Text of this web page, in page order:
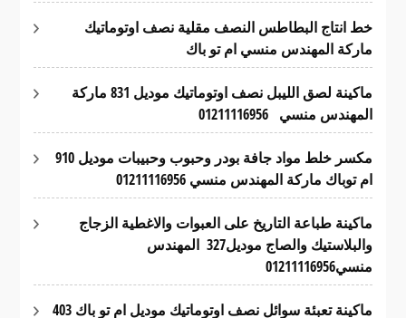
خط انتاج البطاطس النصف مقلية نصف اوتوماتيك
ماركة المهندس منسي ام تو باك
ماكينة لصق الليبل نصف اوتوماتيك موديل 831 ماركة
المهندس منسي 01211116956
مكسر خلط مواد جافة بودر وحبوب وحبيبات موديل 910
ام توباك ماركة المهندس منسي 01211116956
ماكينة طباعة التاريخ على العبوات والاغطية الزجاج
والبلاستيك والصاج موديل327 المهندس
منسي01211116956
ماكينة تعبئة سوائل نصف اوتوماتيك موديل ام تو باك 403